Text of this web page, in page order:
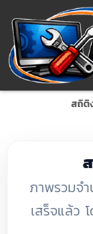
content
สถิติ
ภาพรวมจ
เสร็จแล้ว